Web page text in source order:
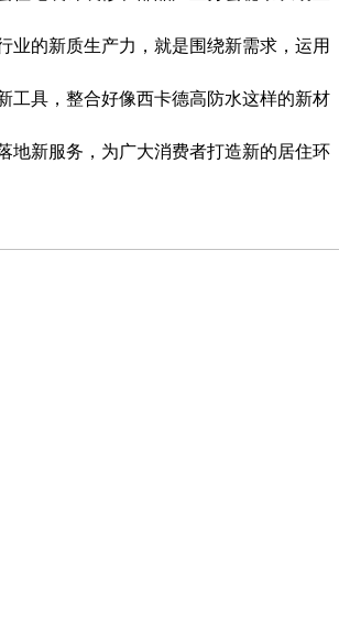
业的新质生产力，就是围绕新需求，运用
工具，整合好像西卡德高防水这样的新材
地新服务，为广大消费者打造新的居住环